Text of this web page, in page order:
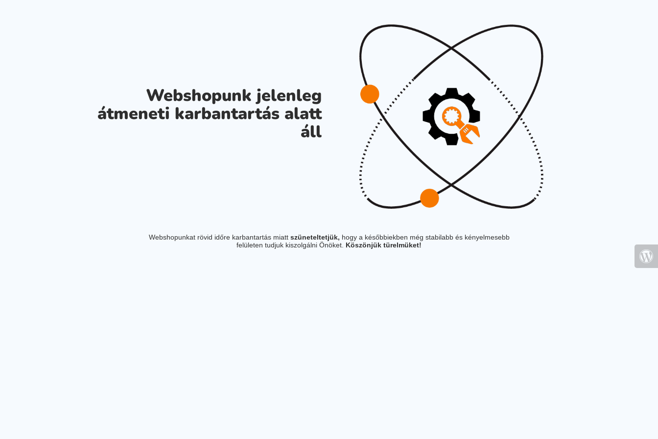
Webshopunk jelenleg
átmeneti karbantartás alatt
áll
Webshopunkat rövid időre karbantartás miatt szüneteltetjük, hogy a későbbiekben még stabilabb és kényelmesebb
felületen tudjuk kiszolgálni Önöket. Köszönjük türelmüket!